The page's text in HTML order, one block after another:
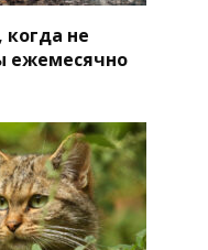
когда не
ежемесячно